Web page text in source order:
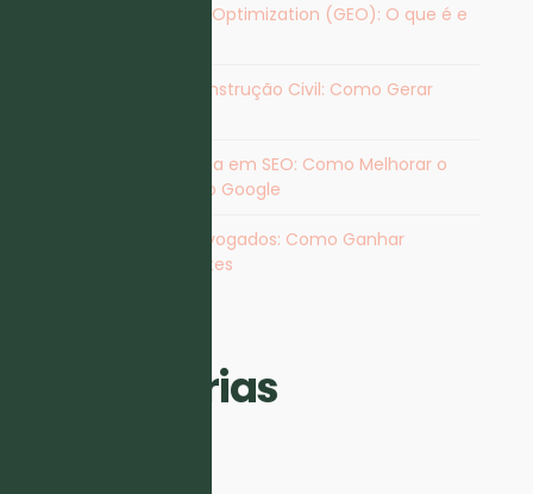
Generative Engine Optimization (GEO): O que é e
Marketing para Construção Civil: Como Gerar
Agência Especialista em SEO​: Como Melhorar o
Posicionamento no Google
Marketing para Advogados: Como Ganhar
Visibilidade e Clientes
Categorias